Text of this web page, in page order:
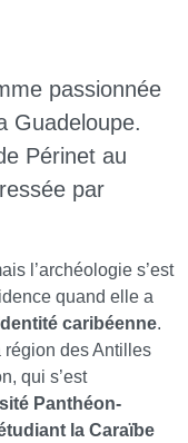
passionnée
Guadeloupe.
Périnet au
par
l’archéologie s’est
quand elle a
caribéenne.
région des Antilles
qui s’est
Panthéon-
la Caraïbe